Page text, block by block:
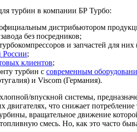
турбин в компании БР Турбо:
дистрибьютором
без посредников;
и запчастей для
России;
клиентов;
турбин с современным
и Viscom (Германия).
впускной системы,
двигателях, что снижает
вращательное движение
смесь. Но, как это часто